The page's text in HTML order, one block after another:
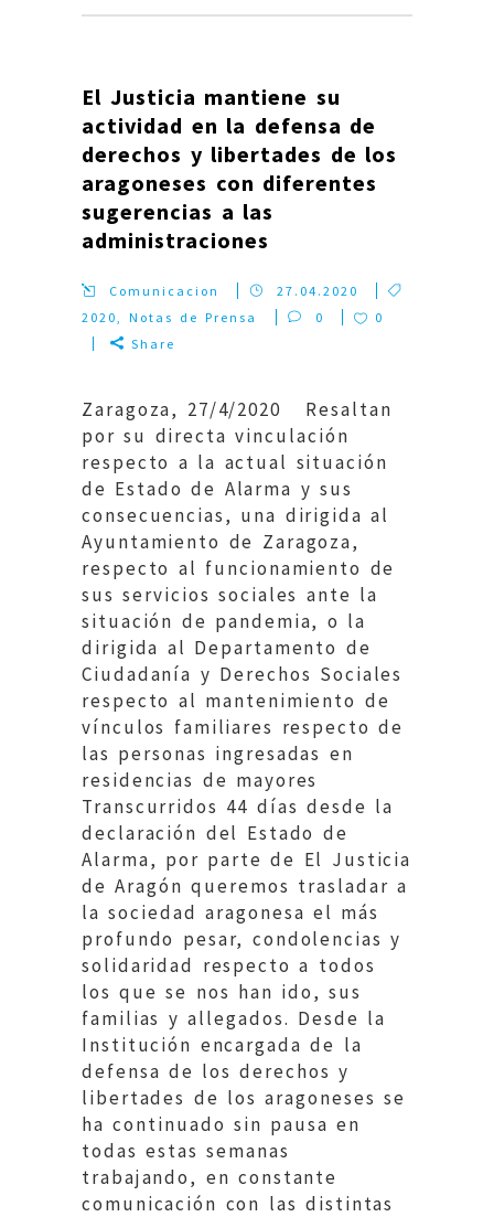
El Justicia mantiene su
actividad en la defensa de
derechos y libertades de los
aragoneses con diferentes
sugerencias a las
administraciones
Comunicacion
27.04.2020
2020,Notas de Prensa 0
0
Share
Zaragoza, 27/4/2020 Resaltan
por su directa vinculación
respecto a la actual situación
de Estado de Alarma y sus
consecuencias, una dirigida al
Ayuntamiento de Zaragoza,
respecto al funcionamiento de
sus servicios sociales ante la
situación de pandemia, o la
dirigida al Departamento de
Ciudadanía y Derechos Sociales
respecto al mantenimiento de
vínculos familiares respecto de
las personas ingresadas en
residencias de mayores
Transcurridos 44 días desde la
declaración del Estado de
Alarma, por parte de El Justicia
de Aragón queremos trasladar a
la sociedad aragonesa el más
profundo pesar, condolencias y
solidaridad respecto a todos
los que se nos han ido, sus
familias y allegados. Desde la
Institución encargada de la
defensa de los derechos y
libertades de los aragoneses se
ha continuado sin pausa en
todas estas semanas
trabajando, en constante
comunicación con las distintas